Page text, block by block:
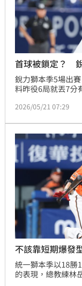
首球被鎖定？
銳力獅本季5場出
料昨役6局就丟7分
策略。
2026/05/21 07:29
不該靠短期爆
統一獅本季以18勝
的表現，總教練林